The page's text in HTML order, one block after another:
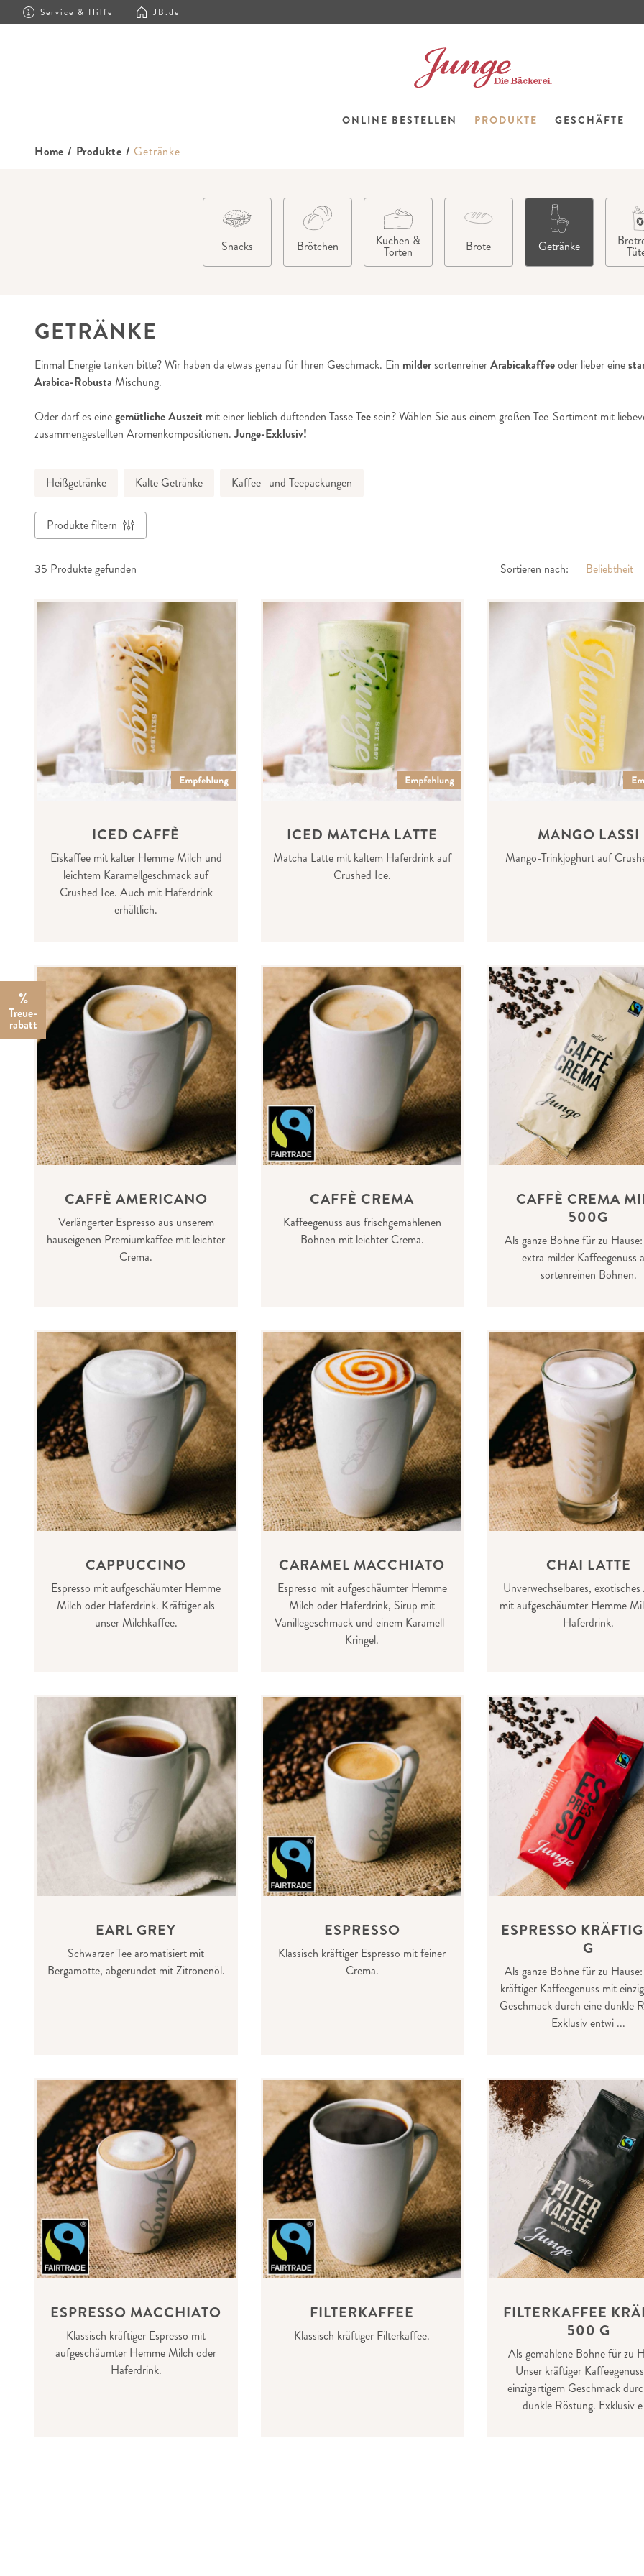
Service & Hilfe JB.de
ONLINE BESTELLEN PRODUKTE GESCHÄFTE
Home / Produkte / Getränke
Snacks Brötchen Kuchen &
Torten Brote Getränke
%
Treue­
rabatt
GETRÄNKE
Einmal Energie tanken bitte? Wir haben da etwas genau für Ihren Geschmack. Ein mildersortenreinerArabicakaffeeoder lieber eine
Arabica-Robusta Mischung.
Oder darf es einegemütliche Auszeit mit einer lieblich duftenden TasseTeesein? Wählen Sie aus einem großen Tee-Sortiment mit
zusammengestellten Aromenkompositionen.Junge-Exklusiv!
Heißgetränke Kalte Getränke Kaffee- und Teepackungen
Produkte filtern
35 Produkte gefunden Sortieren nach:
ICED CAFFÈ
Eiskaffee mit kalter Hemme Milch und
leichtem Karamellgeschmack auf
Crushed Ice. Auch mit Haferdrink
erhältlich.
ICED MATCHA LATTE
Matcha Latte mit kaltem Haferdrink auf
Crushed Ice.
MANGO LASSI
Mango-Trinkjoghurt auf
CAFFÈ AMERICANO
Verlängerter Espresso aus unserem
hauseigenen Premiumkaffee mit leichter
Crema.
CAFFÈ CREMA
Kaffeegenuss aus frischgemahlenen
Bohnen mit leichter Crema.
CAFFÈ CREMA
500G
Als ganze Bohne für zu
extra milder Kaffeegenuss
sortenreinen Bohnen.
CAPPUCCINO
Espresso mit aufgeschäumter Hemme
Milch oder Haferdrink. Kräftiger als
unser Milchkaffee.
CARAMEL MACCHIATO
Espresso mit aufgeschäumter Hemme
Milch oder Haferdrink, Sirup mit
Vanillegeschmack und einem Karamell-
Kringel.
CHAI LATTE
Unverwechselbares,
mit aufgeschäumter Hemme
Haferdrink.
EARL GREY
Schwarzer Tee aromatisiert mit
Bergamotte, abgerundet mit Zitronenöl.
ESPRESSO
Klassisch kräftiger Espresso mit feiner
Crema.
ESPRESSO
G
Als ganze Bohne für zu
kräftiger Kaffeegenuss mit
Geschmack durch eine dunkle
Exklusiv entwi ...
ESPRESSO MACCHIATO
Klassisch kräftiger Espresso mit
aufgeschäumter Hemme Milch oder
Haferdrink.
FILTERKAFFEE
Klassisch kräftiger Filterkaffee.
FILTERKAFFEE
500 G
Als gemahlene Bohne für zu
Unser kräftiger
einzigartigem Geschmack
dunkle Röstung. Exklusiv